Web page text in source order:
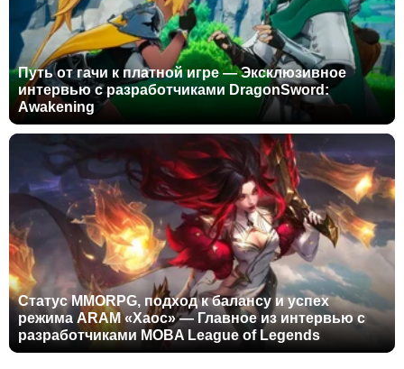
Путь от гачи к платной игре — Эксклюзивное
интервью с разработчиками DragonSword:
Awakening
Статус MMORPG, подход к балансу и успех
режима ARAM «Хаос» — Главное из интервью с
разработчиками MOBA League of Legends